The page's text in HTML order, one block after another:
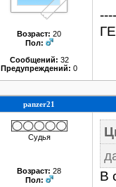
Возраст: 20
Пол:
Сообщений: 32
Предупреждений: 0
panzer21
Судья
Возраст: 28
Пол:
В